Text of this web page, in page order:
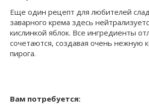
Еще один рецепт для любителей
заварного крема здесь
кислинкой яблок. Все ингредиенты
сочетаются, создавая очень нежную
пирога.
Вам потребуется: